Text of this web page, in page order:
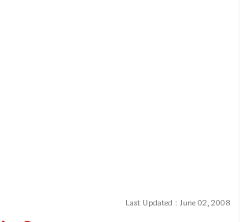
Last Updated : June 02, 2008